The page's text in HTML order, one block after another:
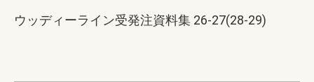
ウッディーライン受発注資料集 26-27(28-29)